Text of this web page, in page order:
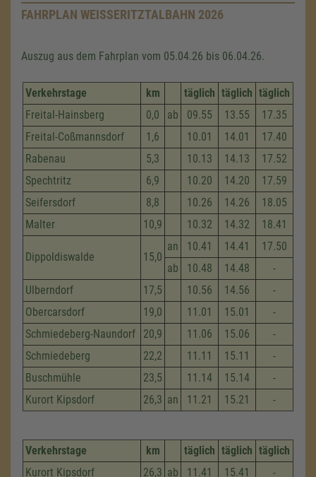
FAHRPLAN WEISSERITZTALBAHN 2026
Auszug aus dem Fahrplan vom 05.04.26 bis 06.04.26.
Verkehrstage km täglich täglich täglich
Freital-Hainsberg
0,0 ab 09.55 13.55
17.35
Freital-Coßmannsdorf
1,6 10.01 14.01
17.40
Rabenau
5,3 10.13 14.13
17.52
Spechtritz
6,9 10.20 14.20
17.59
Seifersdorf
8,8 10.26 14.26
18.05
Malter
10,9 10.32 14.32 18.41
Dippoldiswalde 15,0
an 10.41 14.41
17.50
ab
10.48 14.48
-
Ulberndorf
17,5 10.56 14.56
-
Obercarsdorf
19,0 11.01 15.01
-
Schmiedeberg-Naundorf
20,9 11.06 15.06
-
Schmiedeberg
22,2 11.11 15.11
-
Buschmühle
23,5 11.14 15.14
-
Kurort Kipsdorf
26,3 an 11.21 15.21 -
Verkehrstage km täglich täglich täglich
Kurort Kipsdorf
26,3 ab 11.41 15.41 -